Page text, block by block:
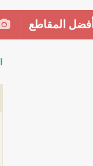
أفضل المقاطع